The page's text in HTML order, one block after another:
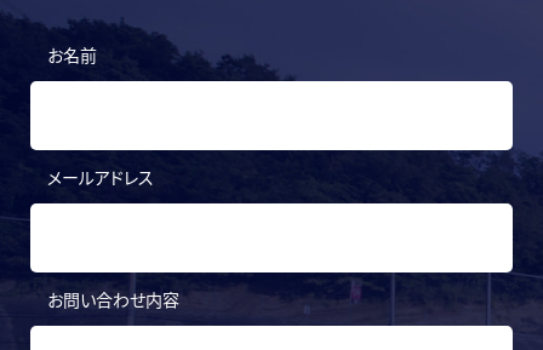
お名前
メールアドレス
お問い合わせ内容